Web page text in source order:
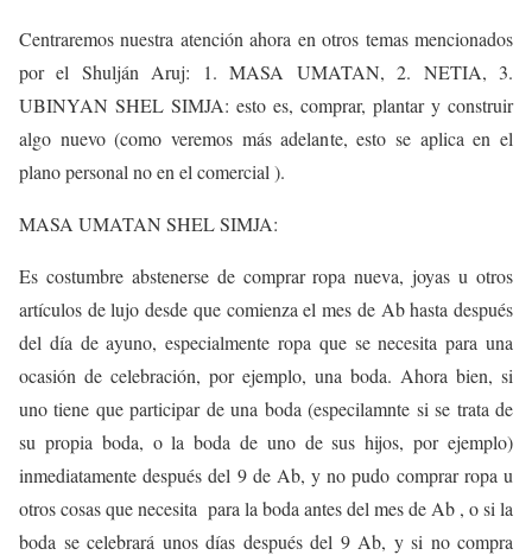
Centraremos nuestra atención ahora en otros temas mencionados
por el Shulján Aruj: 1. MASA UMATAN, 2. NETIA, 3.
UBINYAN SHEL SIMJA: esto es, comprar, plantar y construir
algo nuevo (como veremos más adelante, esto se aplica en el
plano personal no en el comercial ).
MASA UMATAN SHEL SIMJA:
Es costumbre abstenerse de comprar ropa nueva, joyas u otros
artículos de lujo desde que comienza el mes de Ab hasta después
del día de ayuno, especialmente ropa que se necesita para una
ocasión de celebración, por ejemplo, una boda. Ahora bien, si
uno tiene que participar de una boda (especilamnte si se trata de
su propia boda, o la boda de uno de sus hijos, por ejemplo)
inmediatamente después del 9 de Ab, y no pudo comprar ropa u
otros cosas que necesita para la boda antes del mes de Ab , o si la
boda se celebrará unos días después del 9 Ab, y si no compra